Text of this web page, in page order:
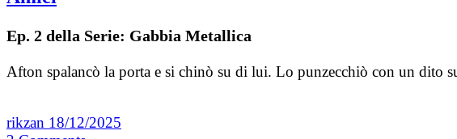
Ep. 2 della Serie: Gabbia Metallica
Afton spalancò la porta e si chinò su di lui. Lo punzecchiò con un dito
rikzan 18/12/2025